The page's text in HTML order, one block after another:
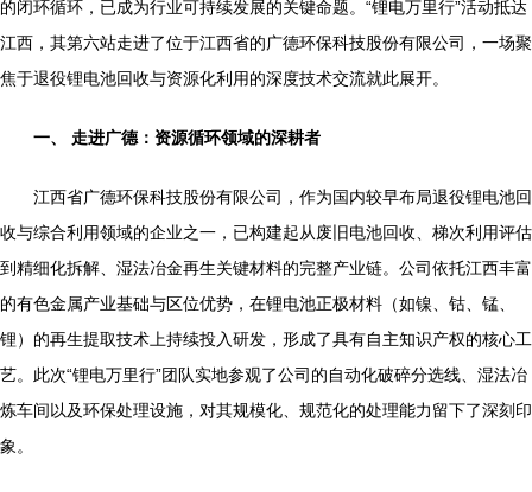
的闭环循环，已成为行业可持续发展的关键命题。“锂电万里行”活动抵达
江西，其第六站走进了位于江西省的广德环保科技股份有限公司，一场聚
焦于退役锂电池回收与资源化利用的深度技术交流就此展开。
一、 走进广德：资源循环领域的深耕者
江西省广德环保科技股份有限公司，作为国内较早布局退役锂电池回
收与综合利用领域的企业之一，已构建起从废旧电池回收、梯次利用评估
到精细化拆解、湿法冶金再生关键材料的完整产业链。公司依托江西丰富
的有色金属产业基础与区位优势，在锂电池正极材料（如镍、钴、锰、
锂）的再生提取技术上持续投入研发，形成了具有自主知识产权的核心工
艺。此次“锂电万里行”团队实地参观了公司的自动化破碎分选线、湿法冶
炼车间以及环保处理设施，对其规模化、规范化的处理能力留下了深刻印
象。